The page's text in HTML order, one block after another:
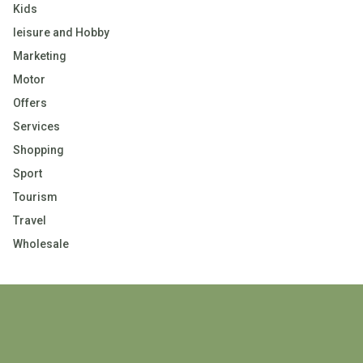
Kids
leisure and Hobby
Marketing
Motor
Offers
Services
Shopping
Sport
Tourism
Travel
Wholesale